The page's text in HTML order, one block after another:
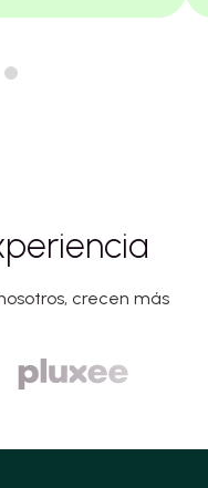
crecen más